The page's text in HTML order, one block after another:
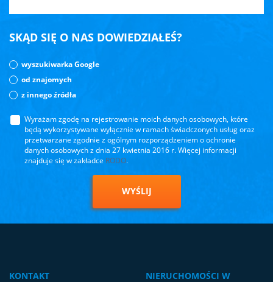
SKĄD SIĘ O NAS DOWIEDZIAŁEŚ?
wyszukiwarka Google
od znajomych
z innego źródła
Wyrażam zgodę na rejestrowanie moich danych osobowych, które
będą wykorzystywane wyłącznie w ramach świadczonych usług oraz
przetwarzane zgodnie z ogólnym rozporządzeniem o ochronie
danych osobowych z dnia 27 kwietnia 2016 r. Więcej informacji
znajduje się w zakładce RODO.
WYŚLIJ
KONTAKT
NIERUCHOMOŚCI W